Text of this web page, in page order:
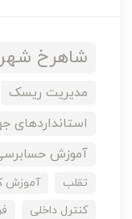
شاهرخ
مدیریت ریسک
استانداردهای
آموزش
تقلب
آموزش
کنترل داخلی